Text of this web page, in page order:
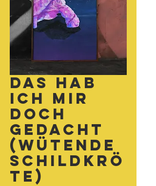
Das hab
ich mir
doch
gedacht
(Wütende
Schildkrö
te)